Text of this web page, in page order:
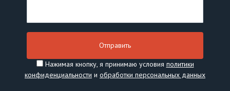
Нажимая кнопку, я принимаю условия политики
конфиденциальности и обработки персональных данных